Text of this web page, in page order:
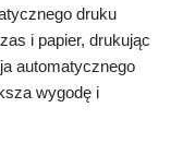
druku
i papier, drukując
automatycznego
wygodę i